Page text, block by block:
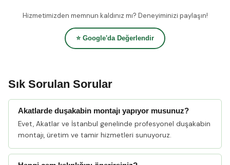
Hizmetimizden memnun kaldınız mı? Deneyiminizi paylaşın!
⭐ Google'da Değerlendir
Sık Sorulan Sorular
Akatlarde duşakabin montajı yapıyor musunuz?
Evet, Akatlar ve İstanbul genelinde profesyonel duşakabin
montajı, üretim ve tamir hizmetleri sunuyoruz.